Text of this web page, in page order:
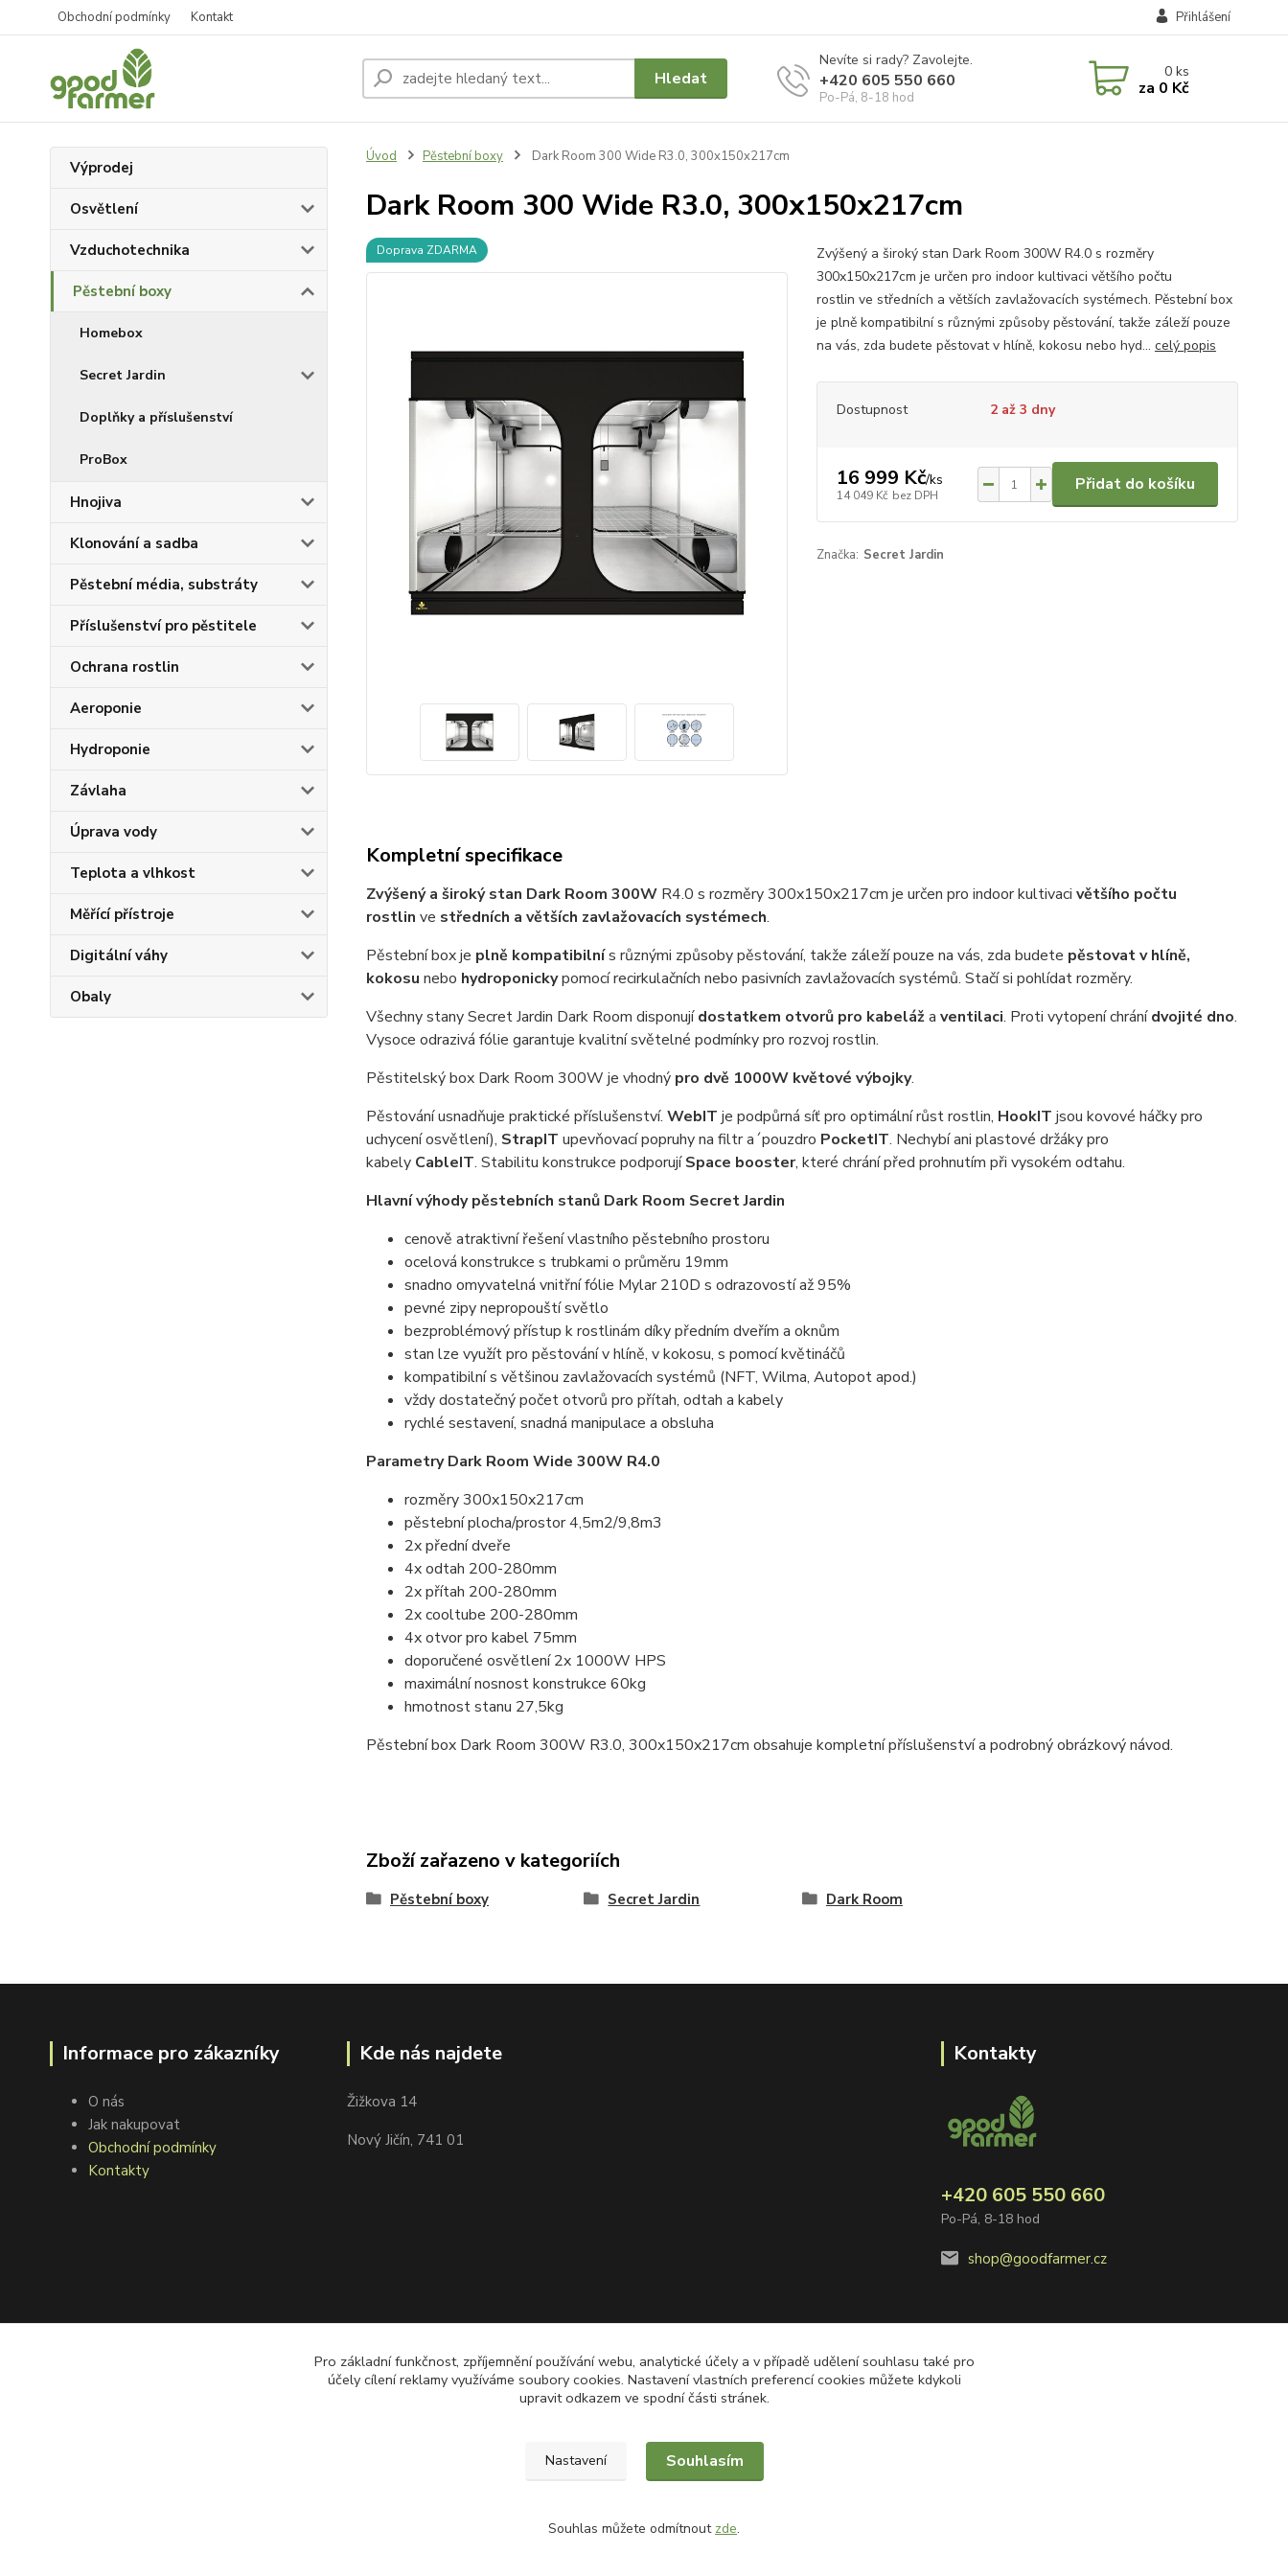
Obchodní podmínky Kontakt Přihlášení
Hledat
Nevíte si rady? Zavolejte.
+420 605 550 660
Po-Pá, 8-18 hod
0ks
za 0 Kč
Výprodej
Osvětlení
Vzduchotechnika
Pěstební boxy
Homebox
Secret Jardin
Doplňky a příslušenství
ProBox
Hnojiva
Klonování a sadba
Pěstební média, substráty
Příslušenství pro pěstitele
Ochrana rostlin
Aeroponie
Hydroponie
Závlaha
Úprava vody
Teplota a vlhkost
Měřící přístroje
Digitální váhy
Obaly
Úvod Pěstební boxy Dark Room 300 Wide R3.0, 300x150x217cm
Dark Room 300 Wide R3.0, 300x150x217cm
Doprava ZDARMA
Zvýšený a široký stan Dark Room 300W R4.0 s rozměry
300x150x217cm je určen pro indoor kultivaci většího počtu
rostlin ve středních a větších zavlažovacích systémech. Pěstební box
je plně kompatibilní s různými způsoby pěstování, takže záleží pouze
na vás, zda budete pěstovat v hlíně, kokosu nebo hyd... celý popis
Dostupnost 2 až 3 dny
16 999 Kč/ks
14 049 Kč bez DPH
Přidat do košíku
Značka: Secret Jardin
Kompletní specifikace
Zvýšený a široký stan Dark Room 300WR4.0 s rozměry 300x150x217cm je určen pro indoor kultivaci většího počtu
rostlin ve středních a větších zavlažovacích systémech.
Pěstební box je plně kompatibilnís různými způsoby pěstování, takže záleží pouze na vás, zda budete pěstovat v hlíně,
kokosu nebo hydroponickypomocí recirkulačních nebo pasivních zavlažovacích systémů. Stačí si pohlídat rozměry.
Všechny stany Secret Jardin Dark Room disponujídostatkem otvorů pro kabeláža ventilaci. Proti vytopení chránídvojité dno.
Vysoce odrazivá fólie garantuje kvalitní světelné podmínky pro rozvoj rostlin.
Pěstitelský box Dark Room 300W je vhodný pro dvě 1000W květové výbojky.
Pěstování usnadňuje praktické příslušenství. WebIT je podpůrná síť pro optimální růst rostlin, HookIT jsou kovové háčky pro
uchycení osvětlení), StrapIT upevňovací popruhy na filtr a´pouzdro PocketIT. Nechybí ani plastové držáky pro
kabely CableIT. Stabilitu konstrukce podporujíSpace booster, které chrání před prohnutím při vysokém odtahu.
Hlavní výhody pěstebních stanů Dark Room Secret Jardin
cenově atraktivní řešení vlastního pěstebního prostoru
ocelová konstrukce s trubkami o průměru 19mm
snadno omyvatelná vnitřní fólie Mylar 210D s odrazovostí až 95%
pevné zipy nepropouští světlo
bezproblémový přístup k rostlinám díky předním dveřím a oknům
stan lze využít pro pěstování v hlíně, v kokosu, s pomocí květináčů
kompatibilní s většinou zavlažovacích systémů (NFT, Wilma, Autopot apod.)
vždy dostatečný počet otvorů pro přítah, odtah a kabely
rychlé sestavení, snadná manipulace a obsluha
Parametry Dark Room Wide 300W R4.0
rozměry 300x150x217cm
pěstební plocha/prostor 4,5m2/9,8m3
2x přední dveře
4x odtah 200-280mm
2x přítah 200-280mm
2x cooltube 200-280mm
4x otvor pro kabel 75mm
doporučené osvětlení 2x 1000W HPS
maximální nosnost konstrukce 60kg
hmotnost stanu 27,5kg
Pěstební box Dark Room 300W R3.0, 300x150x217cm obsahuje kompletní příslušenství a podrobný obrázkový návod.
Zboží zařazeno v kategoriích
Pěstební boxy Secret Jardin Dark Room
Informace pro zákazníky
O nás
Jak nakupovat
Obchodní podmínky
Kontakty
Kde nás najdete
Žižkova 14
Nový Jičín, 741 01
Kontakty
+420 605 550 660
Po-Pá, 8-18 hod
shop@goodfarmer.cz
Pro základní funkčnost, zpříjemnění používání webu, analytické účely a v případě udělení souhlasu také pro
účely cílení reklamy využíváme soubory cookies. Nastavení vlastních preferencí cookies můžete kdykoli
upravit odkazem ve spodní části stránek.
Nastavení Souhlasím
Souhlas můžete odmítnout zde.